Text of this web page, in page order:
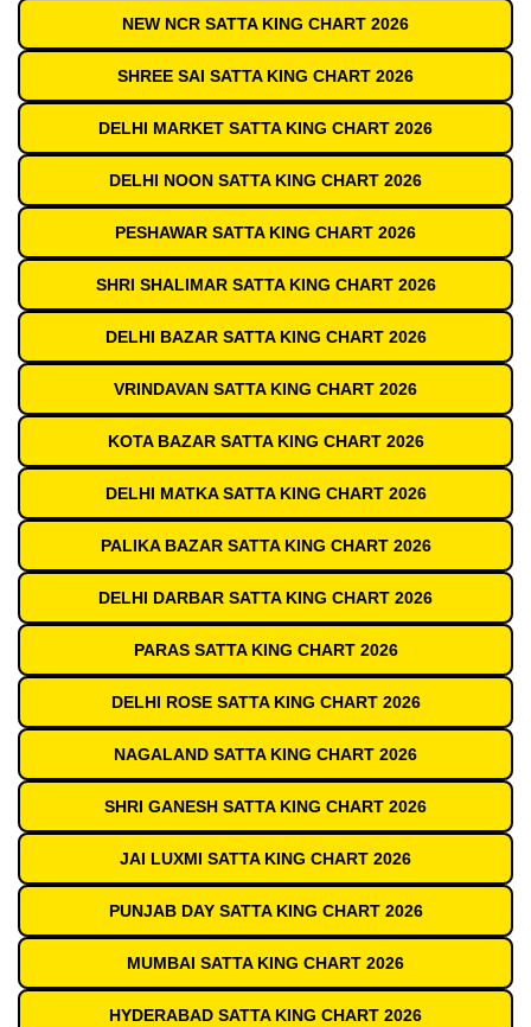
NEW NCR SATTA KING CHART 2026
SHREE SAI SATTA KING CHART 2026
DELHI MARKET SATTA KING CHART 2026
DELHI NOON SATTA KING CHART 2026
PESHAWAR SATTA KING CHART 2026
SHRI SHALIMAR SATTA KING CHART 2026
DELHI BAZAR SATTA KING CHART 2026
VRINDAVAN SATTA KING CHART 2026
KOTA BAZAR SATTA KING CHART 2026
DELHI MATKA SATTA KING CHART 2026
PALIKA BAZAR SATTA KING CHART 2026
DELHI DARBAR SATTA KING CHART 2026
PARAS SATTA KING CHART 2026
DELHI ROSE SATTA KING CHART 2026
NAGALAND SATTA KING CHART 2026
SHRI GANESH SATTA KING CHART 2026
JAI LUXMI SATTA KING CHART 2026
PUNJAB DAY SATTA KING CHART 2026
MUMBAI SATTA KING CHART 2026
HYDERABAD SATTA KING CHART 2026